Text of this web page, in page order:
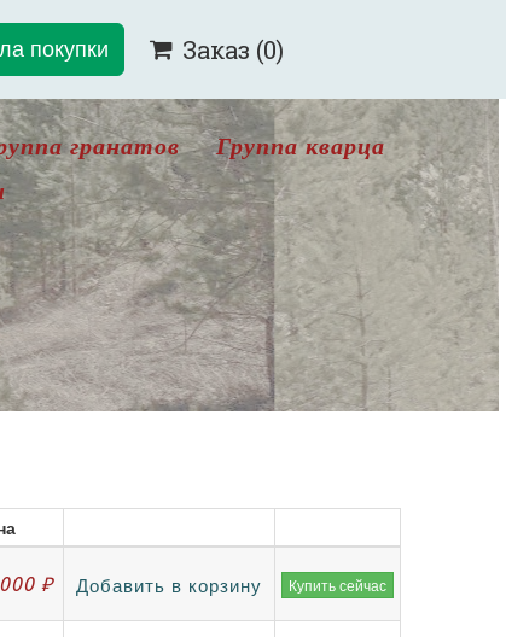
покупки  Заказ (0)
гранатов
Группа кварца
₽ Добавить в корзину Купить сейчас